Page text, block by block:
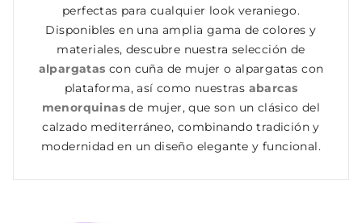
perfectas para cualquier look veraniego.
Disponibles en una amplia gama de colores y
materiales, descubre nuestra selección de
alpargatas con cuña de mujer o alpargatas con
plataforma, así como nuestras abarcas
menorquinas de mujer, que son un clásico del
calzado mediterráneo, combinando tradición y
modernidad en un diseño elegante y funcional.